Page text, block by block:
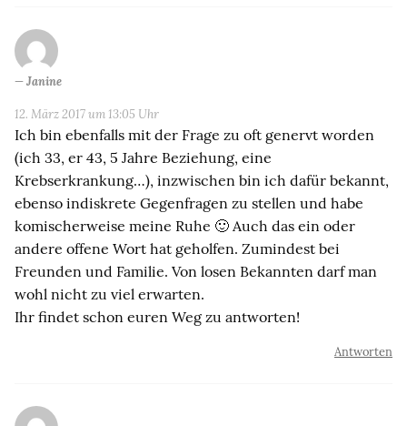
Janine
12. März 2017 um 13:05 Uhr
Ich bin ebenfalls mit der Frage zu oft genervt worden
(ich 33, er 43, 5 Jahre Beziehung, eine
Krebserkrankung…), inzwischen bin ich dafür bekannt,
ebenso indiskrete Gegenfragen zu stellen und habe
komischerweise meine Ruhe 🙂 Auch das ein oder
andere offene Wort hat geholfen. Zumindest bei
Freunden und Familie. Von losen Bekannten darf man
wohl nicht zu viel erwarten.
Ihr findet schon euren Weg zu antworten!
Antworten